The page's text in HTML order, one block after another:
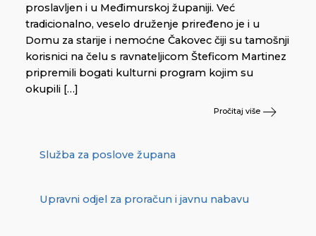
proslavljen i u Međimurskoj županiji. Već
tradicionalno, veselo druženje priređeno je i u
Domu za starije i nemoćne Čakovec čiji su tamošnji
korisnici na čelu s ravnateljicom Šteficom Martinez
pripremili bogati kulturni program kojim su
okupili […]
Pročitaj više
Služba za poslove župana
Upravni odjel za proračun i javnu nabavu